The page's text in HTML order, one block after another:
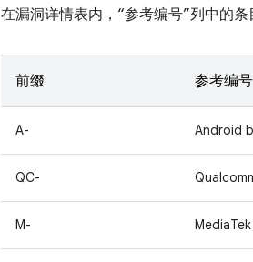
在漏洞详情表内，“参考编号”列中的
前缀 参考编号
A- Android
QC-
M-